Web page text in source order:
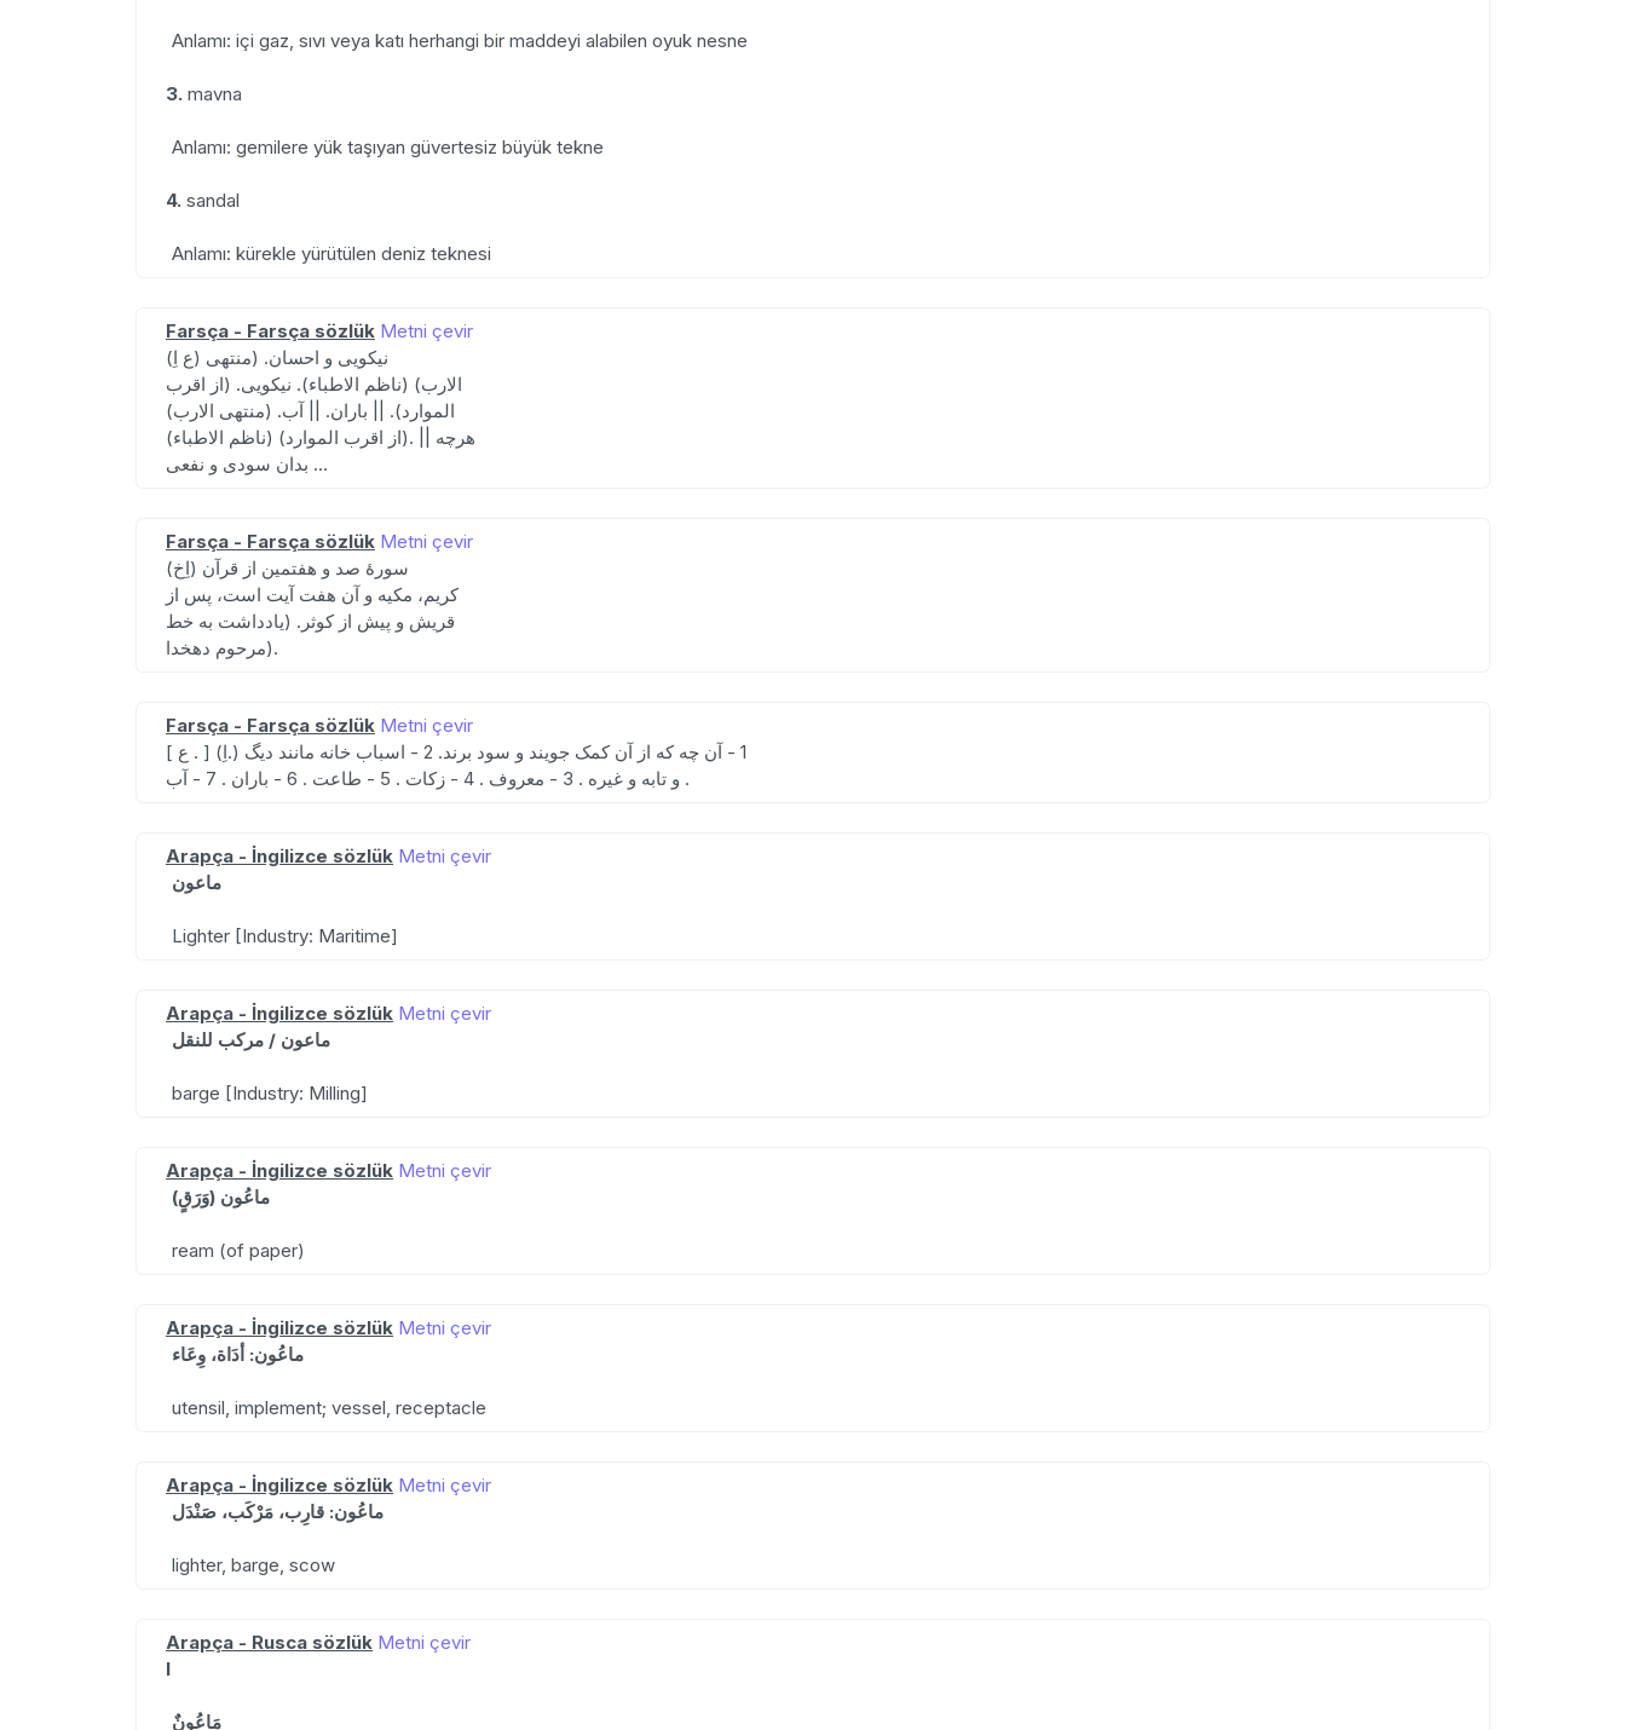
Anlamı: içi gaz, sıvı veya katı herhangi bir maddeyi alabilen oyuk nesne
3. mavna
Anlamı: gemilere yük taşıyan güvertesiz büyük tekne
4. sandal
Anlamı: kürekle yürütülen deniz teknesi
Farsça - Farsça sözlük Metni çevir
(ع اِ) نیکویی و احسان. (منتهی
الارب) (ناظم الاطباء). نیکویی. (از اقرب
الموارد). || باران. || آب. (منتهی الارب)
(ناظم الاطباء) (از اقرب الموارد). || هرچه
بدان سودی و نفعی ...
Farsça - Farsça sözlük Metni çevir
(اِخ) سورهٔ صد و هفتمین از قرآن
کریم، مکیه و آن هفت آیت است، پس از
قریش و پیش از کوثر. (یادداشت به خط
مرحوم دهخدا).
Farsça - Farsça sözlük Metni çevir
[ ع . ] (اِ.) 1 - آن چه که از آن کمک جویند و سود برند. 2 - اسباب خانه مانند دیگ
و تابه و غیره . 3 - معروف . 4 - زکات . 5 - طاعت . 6 - باران . 7 - آب .
Arapça - İngilizce sözlük Metni çevir
ماعون
Lighter [Industry: Maritime]
Arapça - İngilizce sözlük Metni çevir
ماعون / مركب للنقل
barge [Industry: Milling]
Arapça - İngilizce sözlük Metni çevir
ماعُون (وَرَقٍ)
ream (of paper)
Arapça - İngilizce sözlük Metni çevir
ماعُون: أدَاة، وِعَاء
utensil, implement; vessel, receptacle
Arapça - İngilizce sözlük Metni çevir
ماعُون: قارِب، مَرْكَب، صَنْدَل
lighter, barge, scow
Arapça - Rusca sözlük Metni çevir
I
مَاعُونٌ